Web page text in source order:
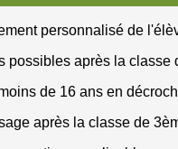
personnalisé de
possibles après la classe
de 16 ans en
après la classe de